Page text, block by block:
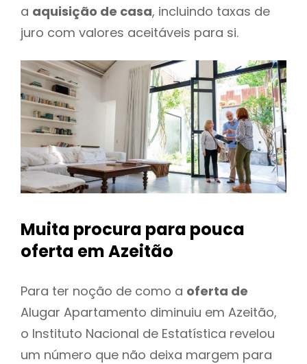
a aquisição de casa, incluindo taxas de
juro com valores aceitáveis para si.
Muita procura para pouca
oferta em Azeitão
Para ter noção de como a oferta de
Alugar Apartamento diminuiu em Azeitão,
o Instituto Nacional de Estatística revelou
um número que não deixa margem para